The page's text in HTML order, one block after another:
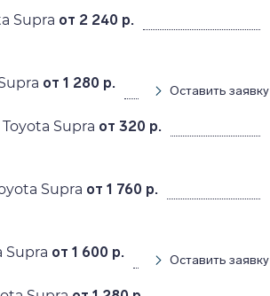
Supra от 2 240 р.
от 1 280 р. Оставить заявку
Supra от 320 р.
Supra от 1 760 р.
Supra от 1 600 р. Оставить заявку